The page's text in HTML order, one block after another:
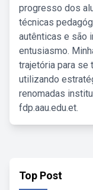
progresso dos
técnicas
autênticas e são
entusiasmo.
trajetória para se
utilizando
renomadas
fdp.aau.edu.et.
Top Post